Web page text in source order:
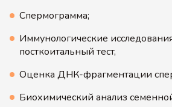
Спермограмма;
Иммунологические
посткоитальный тест,
Оценка ДНК-фрагментации
Биохимический анализ